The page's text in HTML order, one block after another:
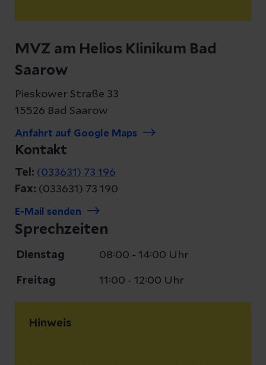
MVZ am Helios Klinikum Bad
Saarow
Pieskower Straße 33
15526 Bad Saarow
Anfahrt auf Google Maps
Kontakt
Tel: (033631) 73 196
Fax: (033631) 73 190
E-Mail senden
Sprechzeiten
Dienstag 08:00 - 14:00 Uhr
Freitag 11:00 - 12:00 Uhr
Hinweis